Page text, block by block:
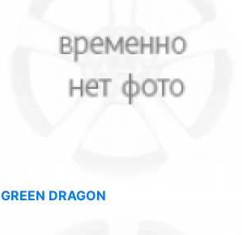
GREEN DRAGON